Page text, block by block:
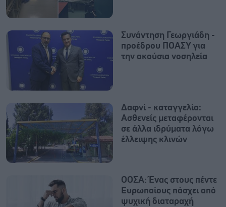
Συνάντηση Γεωργιάδη -
προέδρου ΠΟΑΣΥ για
την ακούσια νοσηλεία
Δαφνί - καταγγελία:
Ασθενείς μεταφέρονται
σε άλλα ιδρύματα λόγω
έλλειψης κλινών
ΟΟΣΑ: Ένας στους πέντε
Ευρωπαίους πάσχει από
ψυχική διαταραχή